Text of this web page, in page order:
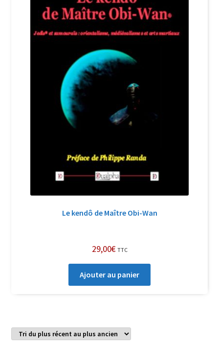
Login Customizer
Newsletter
Politique de confidentialité et cookies
Qui sommes-nous ?
Soutien à Philippe Randa
Le kendô de Maître Obi-Wan
29,00€ TTC
Ajouter au panier